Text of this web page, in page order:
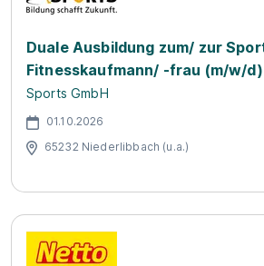
Duale Ausbildung zum/ zur
Fitnesskaufmann/ -frau (m/w/d)
Sports GmbH
01.10.2026
65232 Niederlibbach (u.a.)